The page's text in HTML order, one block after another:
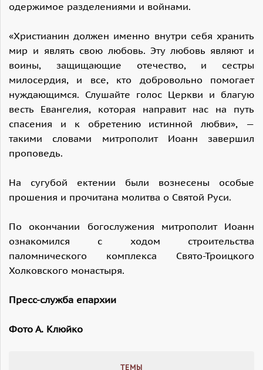
одержимое разделениями и войнами.
«Христианин должен именно внутри себя хранить
мир и являть свою любовь. Эту любовь являют и
воины, защищающие отечество, и сестры
милосердия, и все, кто добровольно помогает
нуждающимся. Слушайте голос Церкви и благую
весть Евангелия, которая направит нас на путь
спасения и к обретению истинной любви», —
такими словами митрополит Иоанн завершил
проповедь.
На сугубой ектении были вознесены особые
прошения и прочитана молитва о Святой Руси.
По окончании богослужения митрополит Иоанн
ознакомился с ходом строительства
паломнического комплекса Свято-Троицкого
Холковского монастыря.
Пресс-служба епархии
Фото А. Клюйко
ТЕМЫ